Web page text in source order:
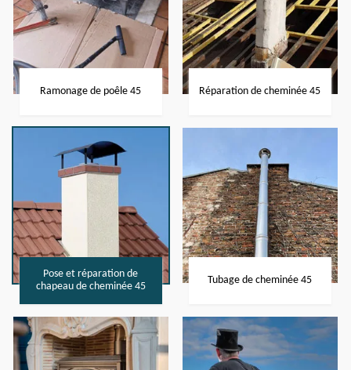
Ramonage de poêle 45 Réparation de cheminée 45
Pose et réparation de
chapeau de cheminée 45
Tubage de cheminée 45